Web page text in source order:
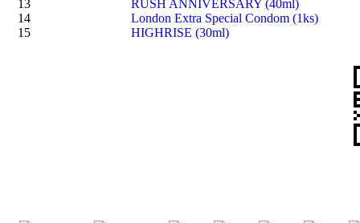
13
RUSH ANNIVERSARY (40ml)
14
London Extra Special Condom (1ks)
15
HIGHRISE (30ml)